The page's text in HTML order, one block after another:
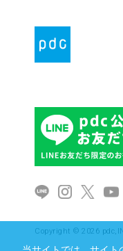
Copyright © 2026